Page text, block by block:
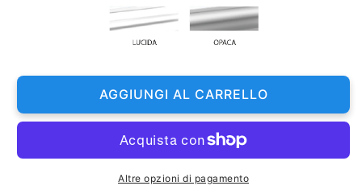
AGGIUNGI AL CARRELLO
Altre opzioni di pagamento